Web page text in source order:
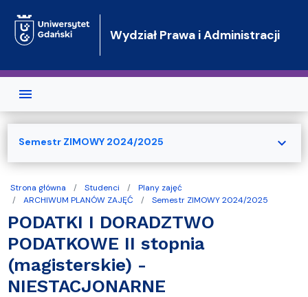
Wydział Prawa i Administracji
Strona główna Studenci
Plany zajęć
ARCHIWUM PLANÓW ZAJĘĆ
Semestr ZIMOWY 2024/2025
PODATKI I DORADZTWO
PODATKOWE II stopnia
(magisterskie) -
NIESTACJONARNE
Semestr ZIMOWY 2024/2025 expand_more